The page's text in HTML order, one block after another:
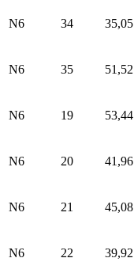
N6 34 35,05
N6 35 51,52
N6 19 53,44
N6 20 41,96
N6 21 45,08
N6 22 39,92